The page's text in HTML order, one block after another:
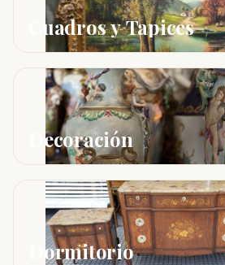
Cuadros y Tapices
Decoración
Dormitorio